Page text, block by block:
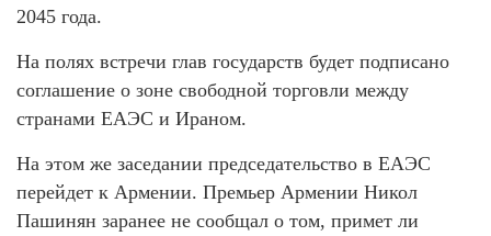
2045 года.
На полях встречи глав государств будет подписано
соглашение о зоне свободной торговли между
странами ЕАЭС и Ираном.
На этом же заседании председательство в ЕАЭС
перейдет к Армении. Премьер Армении Никол
Пашинян заранее не сообщал о том, примет ли